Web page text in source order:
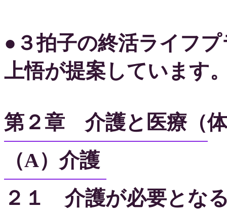
●３拍子の終活ライフ
上悟が提案しています
第２章 介護と医療（
（A）介護
２１ 介護が必要とな